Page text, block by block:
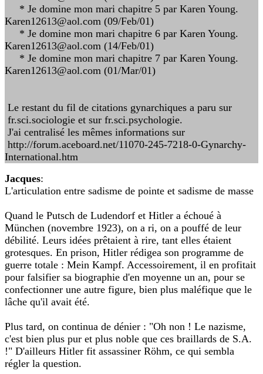
* Je domine mon mari chapitre 5 par Karen Young.
Karen12613@aol.com (09/Feb/01)
* Je domine mon mari chapitre 6 par Karen Young.
Karen12613@aol.com (14/Feb/01)
* Je domine mon mari chapitre 7 par Karen Young.
Karen12613@aol.com (01/Mar/01)
Le restant du fil de citations gynarchiques a paru sur
fr.sci.sociologie et sur fr.sci.psychologie.
J'ai centralisé les mêmes informations sur
http://forum.aceboard.net/11070-245-7218-0-Gynarchy-
International.htm
Jacques:
L'articulation entre sadisme de pointe et sadisme de masse
Quand le Putsch de Ludendorf et Hitler a échoué à
München (novembre 1923), on a ri, on a pouffé de leur
débilité. Leurs idées prêtaient à rire, tant elles étaient
grotesques. En prison, Hitler rédigea son programme de
guerre totale : Mein Kampf. Accessoirement, il en profitait
pour falsifier sa biographie d'en moyenne un an, pour se
confectionner une autre figure, bien plus maléfique que le
lâche qu'il avait été.
Plus tard, on continua de dénier : "Oh non ! Le nazisme,
c'est bien plus pur et plus noble que ces braillards de S.A.
!" D'ailleurs Hitler fit assassiner Röhm, ce qui sembla
régler la question.